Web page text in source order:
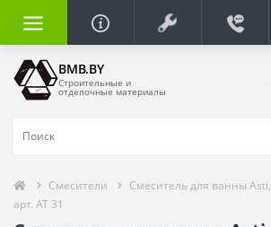
BMB.BY
Строительные и
отделочные материалы
Смесители
Смеситель для ванны
арт. AT 31